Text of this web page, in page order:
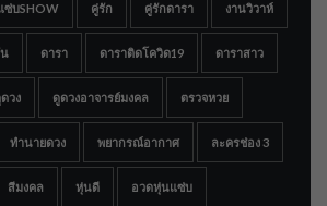
ซ่บSHOW คู่รัก คู่รักดารา งานวิวาห์
น ดารา ดาราติดโควิด19 ดาราสาว
วง ดูดวงอาจารย์มงคล ตรวจหวย
ทำนายดวง พยากรณ์อากาศ ละครช่อง 3
สีมงคล หุ่นดี อวดหุ่นแซ่บ